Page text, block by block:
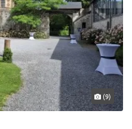
(9)